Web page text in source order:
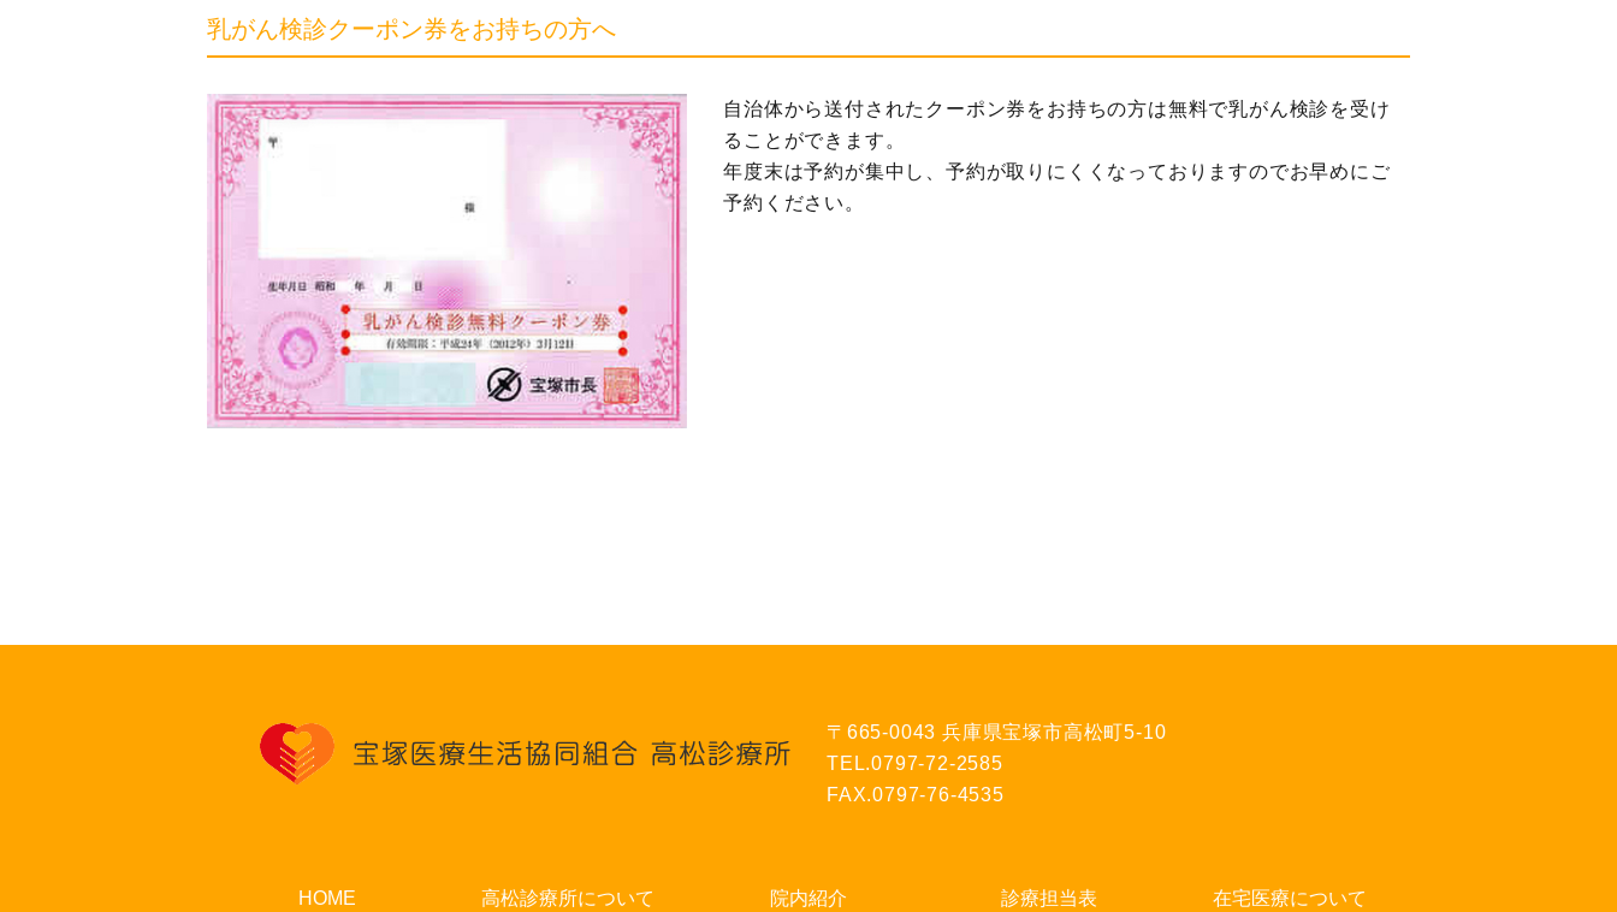
乳がん検診クーポン券をお持ちの方へ
自治体から送付されたクーポン券をお持ちの方は無料で乳がん検診を受け
ることができます。
年度末は予約が集中し、予約が取りにくくなっておりますのでお早めにご
予約ください。
〒665-0043 兵庫県宝塚市高松町5-10
TEL.0797-72-2585
FAX.0797-76-4535
HOME 高松診療所について 院内紹介 診療担当表 在宅医療について